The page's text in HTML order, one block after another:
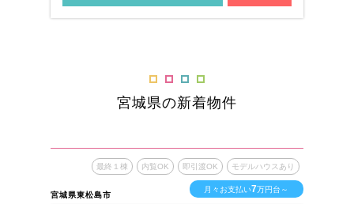
宮城県の新着物件
宮城県東松島市
最終１棟 内覧OK 即引渡OK モデルハウスあり
月々お支払い7万円台～